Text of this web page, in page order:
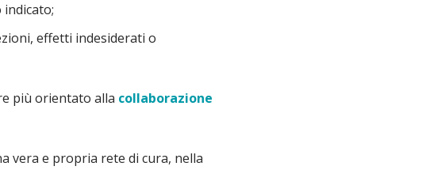
effetti indesiderati o
più orientato alla collaborazione
vera e propria rete di cura, nella